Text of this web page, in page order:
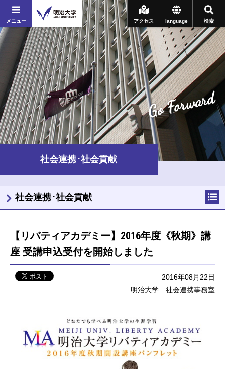
メニュー 検索
language
アクセス
Go Forward
社会連携･社会貢献
【リバティアカデミー】2016年度《秋期》講
座 受講申込受付を開始しました
2016年08月22日
明治大学 社会連携事務室
社会連携･社会貢献